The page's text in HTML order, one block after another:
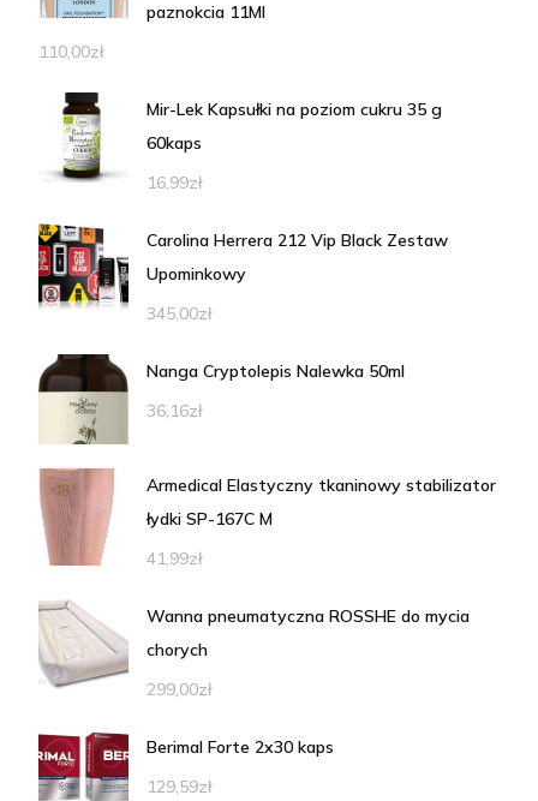
paznokcia 11Ml
110,00zł
Mir-Lek Kapsułki na poziom cukru 35 g
60kaps
16,99zł
Carolina Herrera 212 Vip Black Zestaw
Upominkowy
345,00zł
Nanga Cryptolepis Nalewka 50ml
36,16zł
Armedical Elastyczny tkaninowy stabilizator
łydki SP-167C M
41,99zł
Wanna pneumatyczna ROSSHE do mycia
chorych
299,00zł
Berimal Forte 2x30 kaps
129,59zł